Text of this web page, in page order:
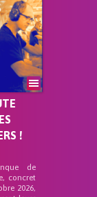
!
de
concret
2026,